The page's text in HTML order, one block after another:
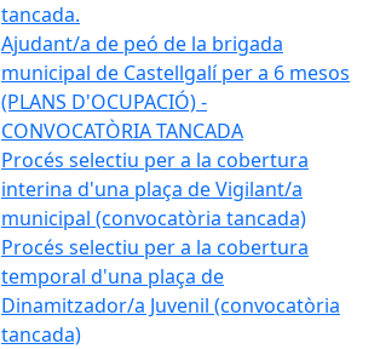
tancada.
Ajudant/a de peó de la brigada
municipal de Castellgalí per a 6 mesos
(PLANS D'OCUPACIÓ) -
CONVOCATÒRIA TANCADA
Procés selectiu per a la cobertura
interina d'una plaça de Vigilant/a
municipal (convocatòria tancada)
Procés selectiu per a la cobertura
temporal d'una plaça de
Dinamitzador/a Juvenil (convocatòria
tancada)